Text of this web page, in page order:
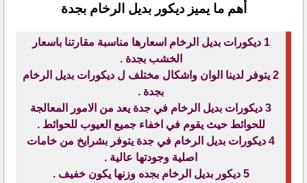
أهم ما يميز ديكور بديل الرخام بجدة
1 ديكورات بديل الرخام اسعارها مناسبة مقارتنا باسعار
الخشب بجدة .
2 يتوفر لدينا الوان واشكال مختلف ل ديكورات بديل الرخام
بجدة .
3 ديكورات بديل الرخام في جدة يعد من الامور المعالجة
للحوائط حيث يقوم في اخفاء جميع العيوب للحوائط .
4 ديكورات بديل الرخام في جدة يتوفر بشرايخ من خامات
اصلية وجودتها عالية .
5 ديكور بديل الرخام بجده وزنها يكون خفيف .